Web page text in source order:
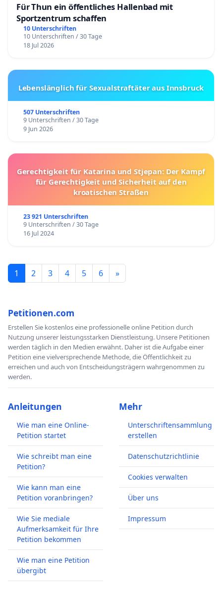
Für Thun ein öffentliches Hallenbad mit
Sportzentrum schaffen
10 Unterschriften
10 Unterschriften / 30 Tage
18 Jul 2026
Lebenslänglich für Sexualstraftäter aus Innsbruck
507 Unterschriften
9 Unterschriften / 30 Tage
9 Jun 2026
Gerechtigkeit für Katarina und Stjepan: Der Kampf
für Gerechtigkeit und Sicherheit auf den
kroatischen Straßen
23 921 Unterschriften
9 Unterschriften / 30 Tage
16 Jul 2024
1 2 3 4 5 6 »
Petitionen.com
Erstellen Sie kostenlos eine professionelle online Petition durch
Nutzung unserer leistungsstarken Dienstleistung. Unsere Petitionen
werden täglich in den Medien erwähnt. Daher ist die Aufgabe einer
Petition eine vielversprechende Methode, die Öffentlichkeit zu
erreichen und auch von Entscheidungsträgern wahrgenommen zu
werden.
Anleitungen
Wie man eine Online-
Petition startet
Wie schreibt man eine
Petition?
Wie kann man eine
Petition voranbringen?
Wie Sie mediale
Aufmerksamkeit für Ihre
Petition bekommen
Wie man eine Petition
übergibt
Mehr
Unterschriftensammlung
erstellen
Datenschutzrichtlinie
Cookies verwalten
Über uns
Impressum